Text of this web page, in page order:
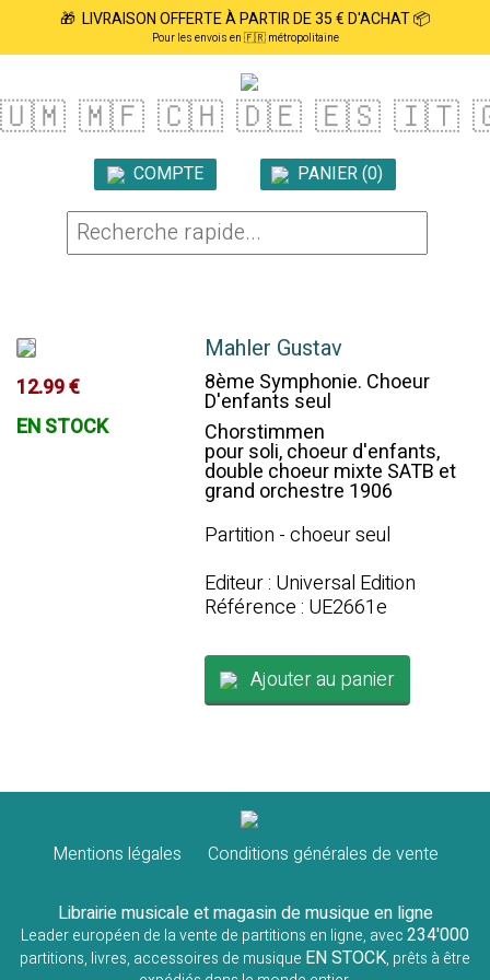
🎁 LIVRAISON OFFERTE À PARTIR DE 35 € D'ACHAT 📦
Pour les envois en 🇫🇷 métropolitaine
🇺🇲 🇲🇫 🇨🇭 🇩🇪 🇪🇸 🇮🇹
COMPTE PANIER (0)
12.99 €
EN STOCK
Mahler Gustav
8ème Symphonie. Choeur
D'enfants seul
Chorstimmen
pour soli, choeur d'enfants,
double choeur mixte SATB et
grand orchestre 1906
Partition - choeur seul
Editeur : Universal Edition
Référence : UE2661e
Ajouter au panier
Mentions légales Conditions générales de vente
Librairie musicale et magasin de musique en ligne
Leader européen de la vente de partitions en ligne, avec234'000
partitions, livres, accessoires de musique EN STOCK, prêts à être